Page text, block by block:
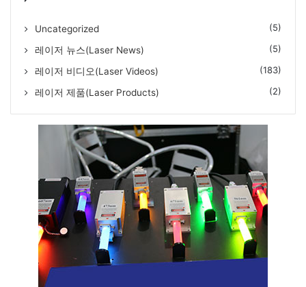
Uncategorized (5)
레이저 뉴스(Laser News) (5)
레이저 비디오(Laser Videos) (183)
레이저 제품(Laser Products) (2)